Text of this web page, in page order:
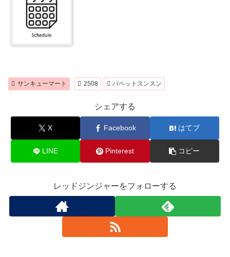
サンキューマート 2508 パペットスンスン
シェアする
X Facebook はてブ
LINE Pinterest コピー
レッドジンジャーをフォローする